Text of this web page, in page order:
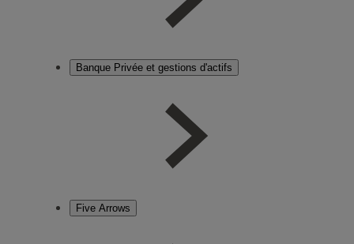
Banque Privée et gestions d'actifs
Five Arrows